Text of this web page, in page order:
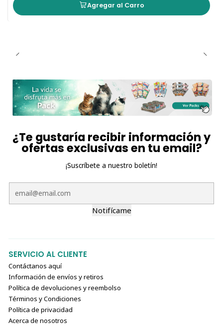
Agregar al Carro
¿Te gustaría recibir información y
ofertas exclusivas en tu email?
¡Suscríbete a nuestro boletín!
Notifícame
SERVICIO AL CLIENTE
Contáctanos aquí
Información de envíos y retiros
Política de devoluciones y reembolso
Términos y Condiciones
Política de privacidad
Acerca de nosotros